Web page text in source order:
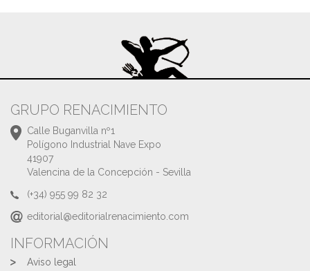
GRUPO RENACIMIENTO
Calle Buganvilla nº1
Polígono Industrial Nave Expo
41907
Valencina de la Concepción - Sevilla
(+34) 955 99 82 32
editorial@editorialrenacimiento.com
INFORMACIÓN
Aviso legal